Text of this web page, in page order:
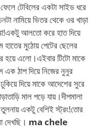
টেবিলের একটা সাইড ধরে
নামিয়ে ভিতর থেকে ওর খাড়া
আলতো করে হাত দিয়ে
হাতের মুঠোয় পেটের ছেলের
হয়ে এলো।এইবার টিটো মাকে
এক ঠাপ দিয়ে নিজের নুনুর
দিয়ে মাকে আদেশের সুরে
মাল পড়ে যায়।দীপমালা
একটু বেশিই স্ট্রং!তোর
দেখছি। ma chele